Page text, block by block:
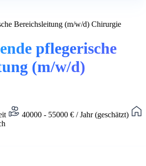
Bereichsleitung (m/w/d) Chirurgie
pflegerische
(m/w/d)
40000 - 55000 € / Jahr (geschätzt)